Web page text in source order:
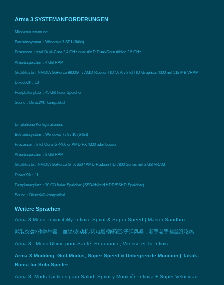
Arma 3 SYSTEMANFORDERUNGEN
Mindestausstattung:
Betriebssystem：Windows 7 SP1 (64bit)
Prozessor：Intel Dual-Core 2.4 GHz oder AMD Dual-Core Athlon 2.5 GHz
Arbeitsspeicher：4 GB RAM
Grafikkarte：NVIDIA GeForce 9800GT / AMD Radeon HD 5670 / Intel HD Graphics 4000 mit 512 MB VRAM
DirectX®：10
Festplattenplatz：45 GB freier Speicher
Sound：DirectX®-kompatibel
Empfohlene Konfigurationen:
Betriebssystem：Windows 7 / 8 / 10 (64bit)
Prozessor：Intel Core i5-4460 or AMD FX 4300 oder besser
Arbeitsspeicher：8 GB RAM
Grafikkarte：NVIDIA GeForce GTX 660 / AMD Radeon HD 7800 Series mit 2 GB VRAM
DirectX®：11
Festplattenplatz：70 GB freier Speicher (SSD/Hybrid HDD/SSHD Speicher)
Sound：DirectX®-kompatibel
Weitere Sprachen
Arma 3 Mods: Invincibility, Infinite Sprint & Super Speed | Master Sandbox
武装突袭3作弊神器：血锁/永动机/闪电腿/弹药匣/子弹风暴，新手老手都丝滑吃鸡
Arma 3 : Mods Ultime pour Santé, Endurance, Vitesse et Tir Infinis
Arma 3 Modding: Gott-Modus, Super Speed & Unbegrenzte Munition | Taktik-
Boost für Solo-Spieler
Arma 3: Mods Tácticos para Salud, Sprint y Munición Infinita + Super Velocidad